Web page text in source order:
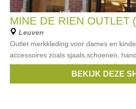
MINE DE RIEN OUTLET
Leuven
Outlet merkkleding voor dames en
accessoires zoals sjaals,schoenen,
lederwaren, enz .. Voor herenkleding
BEKIJK DEZE